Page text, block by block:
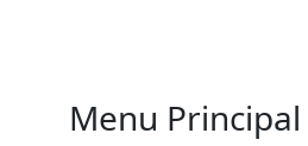
Menu Principal